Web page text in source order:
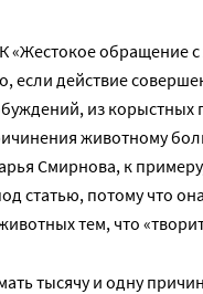
«Жестокое обращение
если действие
из
животному
Смирнова, к
статью, потому что
тем, что
тысячу и одну